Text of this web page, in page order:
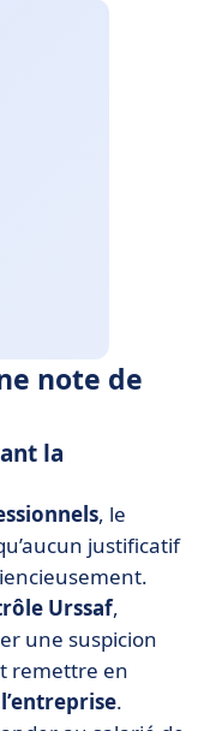
note de
la
, le
justificatif
Urssaf,
une suspicion
remettre en
.